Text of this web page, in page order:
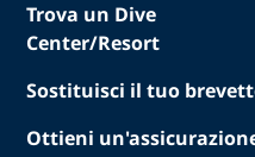
Trova un Dive
Center/Resort
Sostituisci il tuo
Ottieni